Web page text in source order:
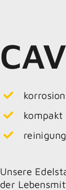
kompakt
Unsere
der